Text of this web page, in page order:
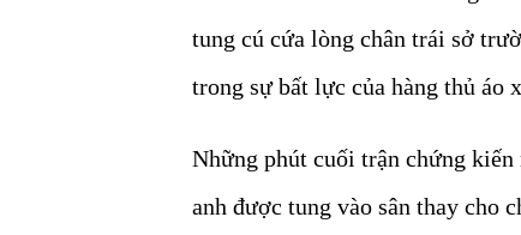
tung cú cứa lòng chân trái sở
trong sự bất lực của hàng thủ áo
Những phút cuối trận chứng kiến
anh được tung vào sân thay cho